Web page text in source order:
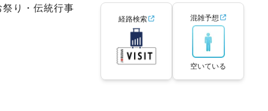
祭り・伝統行事
経路検索 混雑予想
空いている